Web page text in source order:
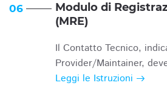
06
Modulo di
(MRE)
Il Contatto Tecnico,
Provider/Maintainer,
Leggi le Istruzioni